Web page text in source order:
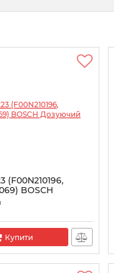
(F00N210196,
BOSCH
блок ПНВТ
Купити